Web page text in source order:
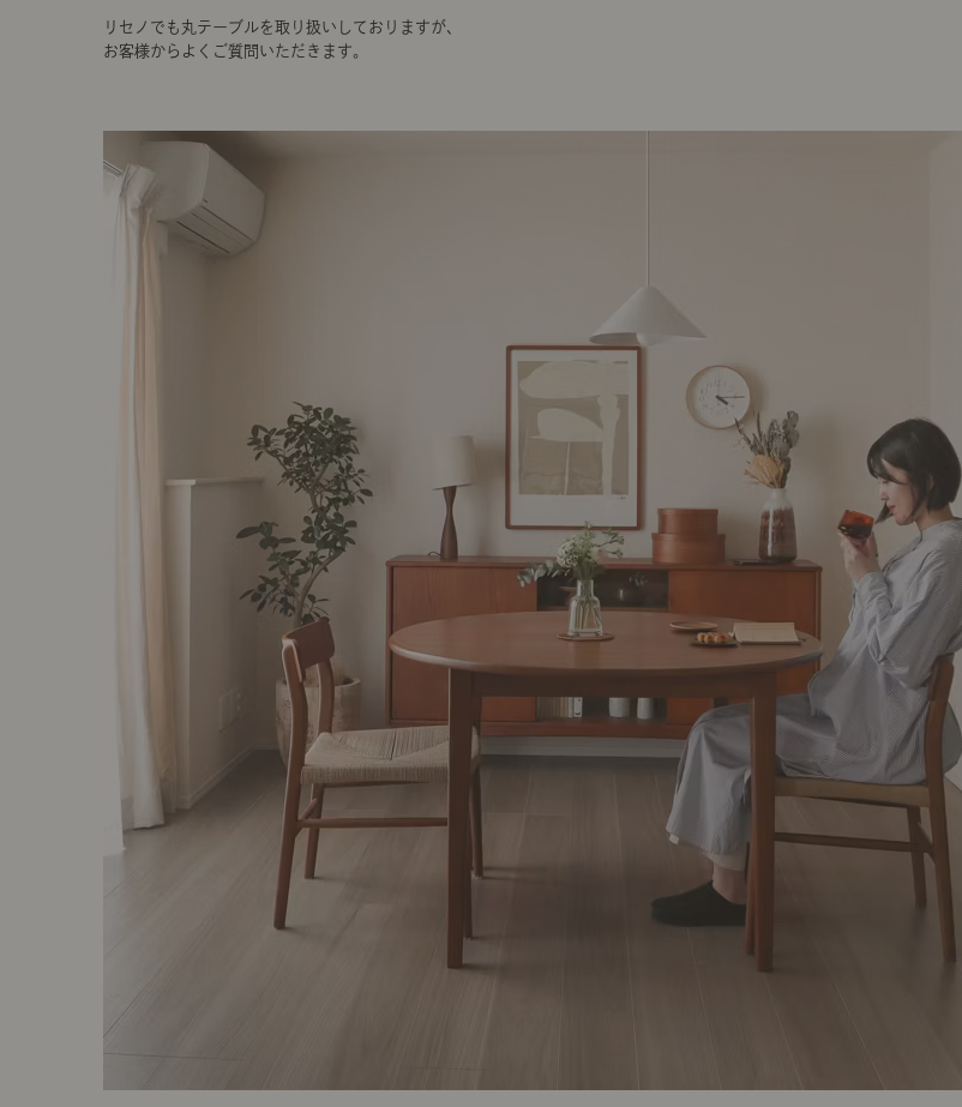
リセノでも丸テーブルを取り扱いしておりますが、
お客様からよくご質問いただきます。